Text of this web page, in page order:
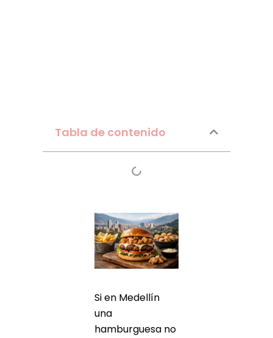
Tabla de contenido
Si en Medellín
una
hamburguesa no